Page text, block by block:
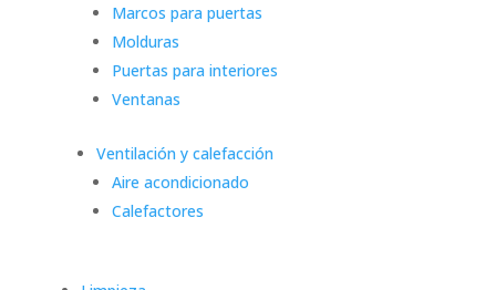
Marcos para puertas
Molduras
Puertas para interiores
Ventanas
Ventilación y calefacción
Aire acondicionado
Calefactores